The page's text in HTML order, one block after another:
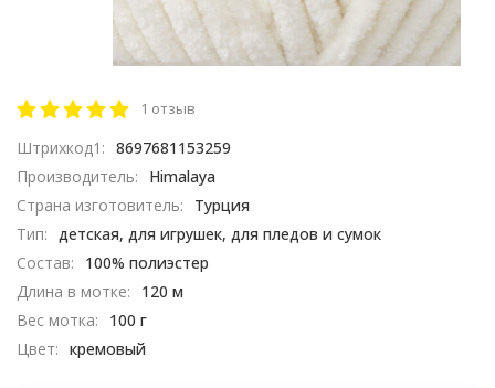
1 отзыв
Штрихкод1: 8697681153259
Производитель:
Himalaya
Страна изготовитель:
Турция
Тип: детская, для игрушек, для пледов и сумок
Состав:
100% полиэстер
Длина в мотке:
120 м
Вес мотка:
100 г
Цвет: кремовый